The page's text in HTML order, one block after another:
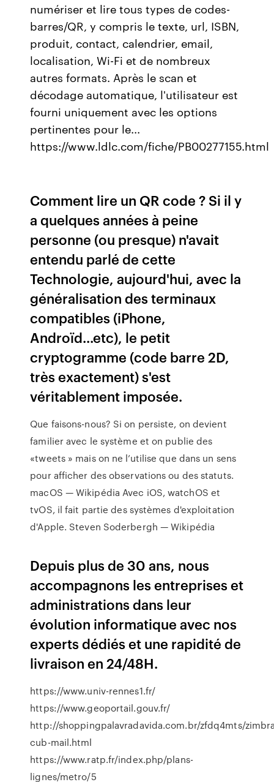
numériser et lire tous types de codes-
barres/QR, y compris le texte, url, ISBN,
produit, contact, calendrier, email,
localisation, Wi-Fi et de nombreux
autres formats. Après le scan et
décodage automatique, l'utilisateur est
fourni uniquement avec les options
pertinentes pour le...
https://www.ldlc.com/fiche/PB00277155.html
Comment lire un QR code ? Si il y
a quelques années à peine
personne (ou presque) n'avait
entendu parlé de cette
Technologie, aujourd'hui, avec la
généralisation des terminaux
compatibles (iPhone,
Androïd...etc), le petit
cryptogramme (code barre 2D,
très exactement) s'est
véritablement imposée.
Que faisons-nous? Si on persiste, on devient
familier avec le système et on publie des
«tweets » mais on ne l’utilise que dans un sens
pour afficher des observations ou des statuts.
macOS — Wikipédia Avec iOS, watchOS et
tvOS, il fait partie des systèmes d'exploitation
d'Apple. Steven Soderbergh — Wikipédia
Depuis plus de 30 ans, nous
accompagnons les entreprises et
administrations dans leur
évolution informatique avec nos
experts dédiés et une rapidité de
livraison en 24/48H.
https://www.univ-rennes1.fr/
https://www.geoportail.gouv.fr/
http://shoppingpalavradavida.com.br/zfdq4mts/
cub-mail.html
https://www.ratp.fr/index.php/plans-
lignes/metro/5